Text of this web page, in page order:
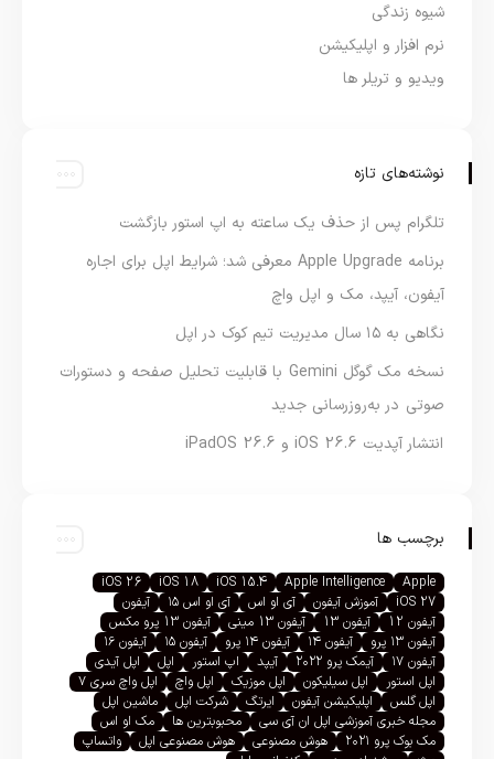
شیوه زندگی
نرم افزار و اپلیکیشن
ویدیو و تریلر ها
نوشته‌های تازه
تلگرام پس از حذف یک ساعته به اپ استور بازگشت
برنامه Apple Upgrade معرفی شد؛ شرایط اپل برای اجاره
آیفون، آیپد، مک و اپل واچ
نگاهی به ۱۵ سال مدیریت تیم کوک در اپل
نسخه مک گوگل Gemini با قابلیت تحلیل صفحه و دستورات
صوتی در به‌روزرسانی جدید
انتشار آپدیت iOS 26.6 و iPadOS 26.6
برچسب ها
Apple
Apple Intelligence
iOS 15.4
iOS 18
iOS 26
iOS 27
آموزش آیفون آی او اس آی او اس ۱۵
آیفون
آیفون 12
آیفون 13 آیفون 13 مینی
آیفون 13 پرو مکس
آیفون ۱۳ پرو
آیفون ۱۴ آیفون ۱۴ پرو آیفون ۱۵
آیفون ۱۶
آیفون ۱۷
آیمک پرو ۲۰۲۲ آیپد اپ استور اپل
اپل آیدی
اپل استور
اپل سیلیکون اپل موزیک اپل واچ
اپل واچ سری ۷
اپل گلس
اپلیکیشن آیفون ایرتگ شرکت اپل
ماشین اپل
مجله خبری آموزشی اپل ان آی سی
محبوبترین ها
مک او اس
مک بوک پرو ۲۰۲۱
هوش مصنوعی هوش مصنوعی اپل
واتساپ